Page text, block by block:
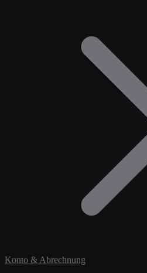
Konto & Abrechnung